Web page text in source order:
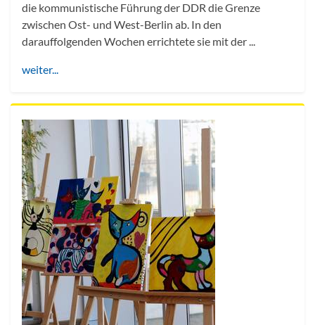
die kommunistische Führung der DDR die Grenze
zwischen Ost- und West-Berlin ab. In den
darauffolgenden Wochen errichtete sie mit der ...
weiter...